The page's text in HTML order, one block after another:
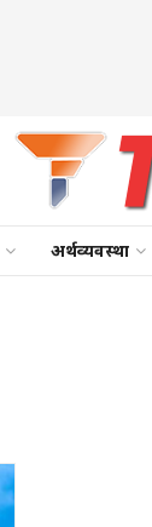
अर्थव्यवस्था